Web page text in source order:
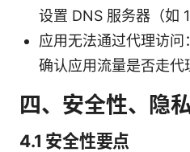
设置 DNS 服务器（如
应用无法通过代理访问
确认应用流量是否走代
四、安全性、隐
4.1 安全性要点